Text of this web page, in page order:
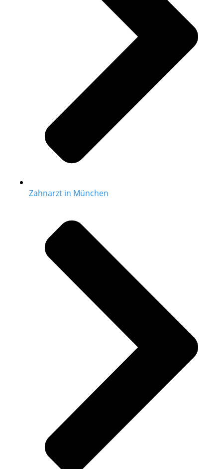
Zahnarzt in München